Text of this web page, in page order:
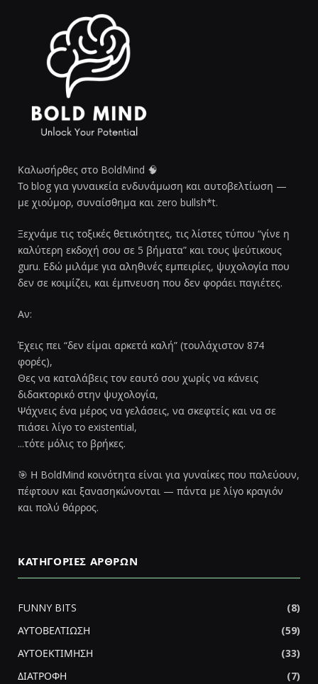
Καλωσήρθες στο BoldMind 🧠
Το blog για γυναικεία ενδυνάμωση και αυτοβελτίωση —
με χιούμορ, συναίσθημα και zero bullsh*t.
Ξεχνάμε τις τοξικές θετικότητες, τις λίστες τύπου “γίνε η
καλύτερη εκδοχή σου σε 5 βήματα” και τους ψεύτικους
guru. Εδώ μιλάμε για αληθινές εμπειρίες, ψυχολογία που
δεν σε κοιμίζει, και έμπνευση που δεν φοράει παγιέτες.
Αν:
Έχεις πει “δεν είμαι αρκετά καλή” (τουλάχιστον 874
φορές),
Θες να καταλάβεις τον εαυτό σου χωρίς να κάνεις
διδακτορικό στην ψυχολογία,
Ψάχνεις ένα μέρος να γελάσεις, να σκεφτείς και να σε
πιάσει λίγο το existential,
...τότε μόλις το βρήκες.
🎯 Η BoldMind κοινότητα είναι για γυναίκες που παλεύουν,
πέφτουν και ξανασηκώνονται — πάντα με λίγο κραγιόν
και πολύ θάρρος.
ΚΑΤΗΓΟΡΊΕΣ ΆΡΘΡΩΝ
FUNNY BITS
(8)
ΑΥΤΟΒΕΛΤΙΩΣΗ
(59)
ΑΥΤΟΕΚΤΙΜΗΣΗ
(33)
ΔΙΑΤΡΟΦΗ
(7)